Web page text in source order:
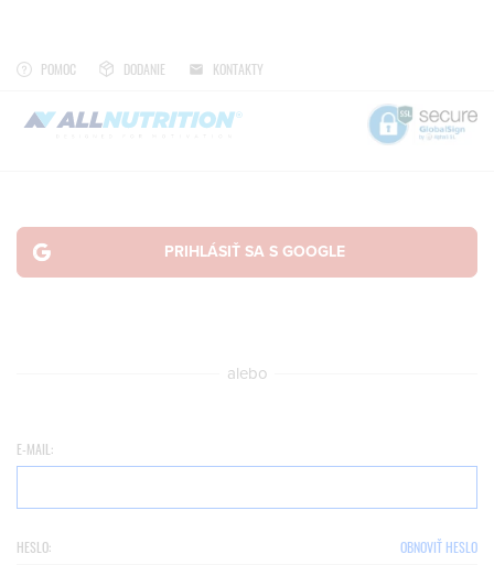
POMOC DODANIE KONTAKTY
alebo
E-MAIL:
HESLO: OBNOVIŤ HESLO